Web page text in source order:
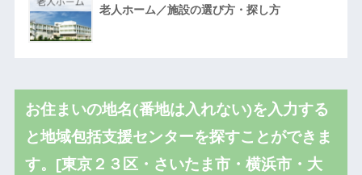
老人ホーム／施設の選び方・探し方
お住まいの地名(番地は入れない)を入力する
と地域包括支援センターを探すことができま
す。[東京２３区・さいたま市・横浜市・大